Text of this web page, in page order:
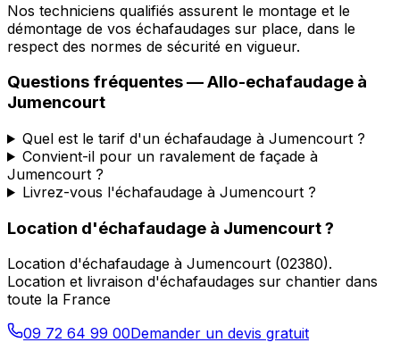
Nos techniciens qualifiés assurent le montage et le
démontage de vos échafaudages sur place, dans le
respect des normes de sécurité en vigueur.
Questions fréquentes —Allo-echafaudage à
Jumencourt
Quel est le tarif d'un échafaudage à Jumencourt ?
Convient-il pour un ravalement de façade à
Jumencourt ?
Livrez-vous l'échafaudage à Jumencourt ?
Location d'échafaudage à Jumencourt?
Location d'échafaudage à Jumencourt (02380).
Location et livraison d'échafaudages sur chantier dans
toute la France
09 72 64 99 00Demander un devis gratuit